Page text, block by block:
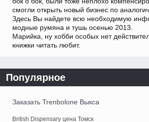
смогли открыть новый бизнес по
Здесь Вы найдете всю необходимую
модные румяна и тушь осенью 2013.
Марийка, ну хобби особых нет
книжки читать любит.
Популярное
Заказать Trenbolone Выкса
British Dispensary цена Томск